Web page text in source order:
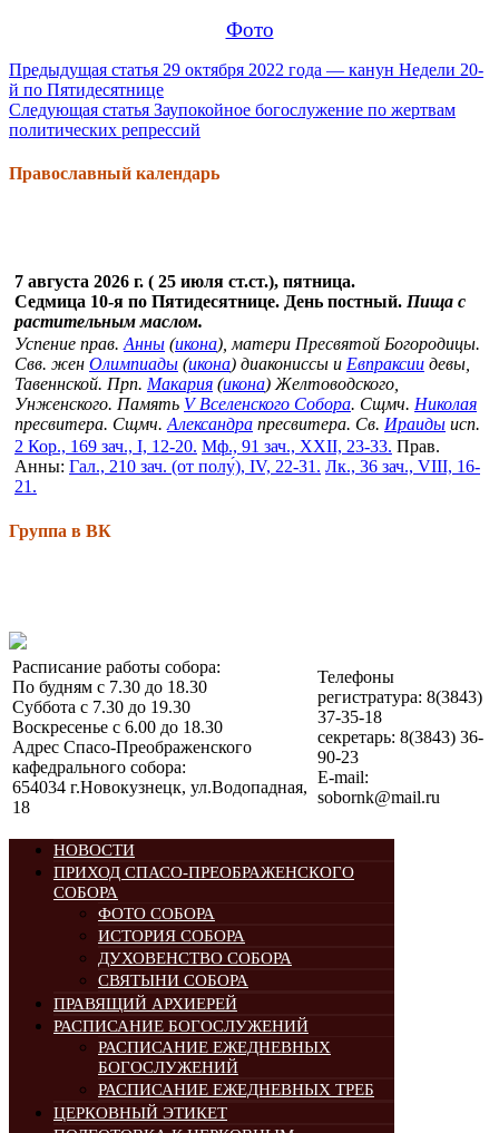
Фото
Продолжить
чтение
Предыдущая статья 29 октября 2022 года — канун Недели 20-
й по Пятидесятнице
Следующая статья Заупокойное богослужение по жертвам
политических репрессий
Православный календарь
7 августа 2026 г. ( 25 июля ст.ст.), пятница.
Седмица 10-я по Пятидесятнице. День постный. Пища с
растительным маслом.
Успение прав. Анны (икона), матери Пресвятой Богородицы.
Свв. жен Олимпиады (икона) диакониссы и Евпраксии девы,
Тавеннской. Прп. Макария (икона) Желтоводского,
Унженского. Память V Вселенского Собора. Сщмч. Николая
пресвитера. Сщмч. Александра пресвитера. Св. Ираиды исп.
2 Кор., 169 зач., I, 12-20. Мф., 91 зач., XXII, 23-33. Прав.
Анны: Гал., 210 зач. (от полу́), IV, 22-31. Лк., 36 зач., VIII, 16-
21.
Группа в ВК
Расписание работы собора:
По будням с 7.30 до 18.30
Суббота с 7.30 до 19.30
Воскресенье с 6.00 до 18.30
Адрес Спасо-Преображенского
кафедрального собора:
654034 г.Новокузнецк, ул.Водопадная,
18
Телефоны
регистратура: 8(3843)
37-35-18
секретарь: 8(3843) 36-
90-23
E-mail:
sobornk@mail.ru
НОВОСТИ
ПРИХОД СПАСО-ПРЕОБРАЖЕНСКОГО
СОБОРА
ФОТО СОБОРА
ИСТОРИЯ СОБОРА
ДУХОВЕНСТВО СОБОРА
СВЯТЫНИ СОБОРА
ПРАВЯЩИЙ АРХИЕРЕЙ
РАСПИСАНИЕ БОГОСЛУЖЕНИЙ
РАСПИСАНИЕ ЕЖЕДНЕВНЫХ
БОГОСЛУЖЕНИЙ
РАСПИСАНИЕ ЕЖЕДНЕВНЫХ ТРЕБ
ЦЕРКОВНЫЙ ЭТИКЕТ